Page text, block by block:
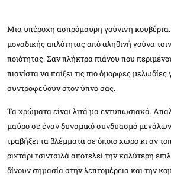
Μια υπέροχη ασπρόμαυρη γούνινη
μοναδικής απλότητας από αληθινή γούνα
ποιότητας. Σαν πλήκτρα πιάνου που
πιανίστα να παίξει τις πιο όμορφες μελωδίες
συντροφεύουν στον ύπνο σας.
Τα χρώματα είναι λιτά μα εντυπωσιακά.
μαύρο σε έναν δυναμικό συνδυασμό
τραβήξει τα βλέμματα σε όποιο χώρο κι αν
ριχτάρι τσιντσιλά αποτελεί την καλύτερη
δίνουν σημασία στην λεπτομέρεια και την